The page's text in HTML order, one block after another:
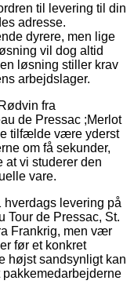
til levering til din
adresse.
dyrere, men lige
vil dog altid
løsning stiller krav
arbejdslager.
fra
de Pressac ;Merlot
tilfælde være yderst
om få sekunder,
at vi studerer den
vare.
hverdags levering på
Tour de Pressac, St.
Frankrig, men vær
før et konkret
højst sandsynligt kan
pakkemedarbejderne